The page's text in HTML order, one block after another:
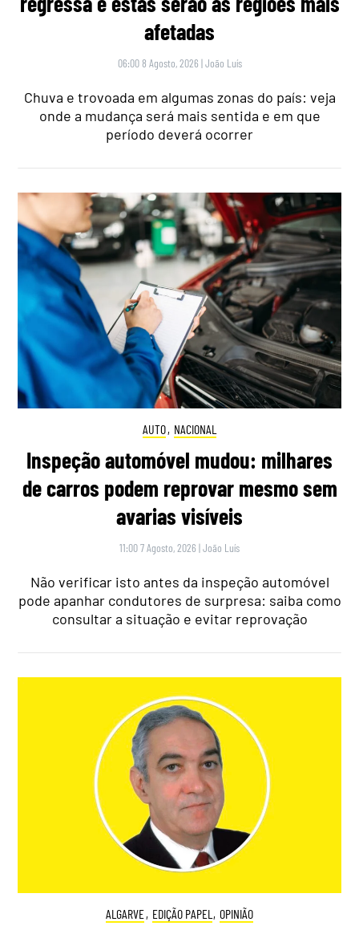
afetadas
06:00 8 Agosto, 2026 |João Luís
Chuva e trovoada em algumas zonas do país: veja
onde a mudança será mais sentida e em que
período deverá ocorrer
AUTO, NACIONAL
Inspeção automóvel mudou: milhares
de carros podem reprovar mesmo sem
avarias visíveis
11:00 7 Agosto, 2026 |João Luís
Não verificar isto antes da inspeção automóvel
pode apanhar condutores de surpresa: saiba como
consultar a situação e evitar reprovação
ALGARVE, EDIÇÃO PAPEL , OPINIÃO